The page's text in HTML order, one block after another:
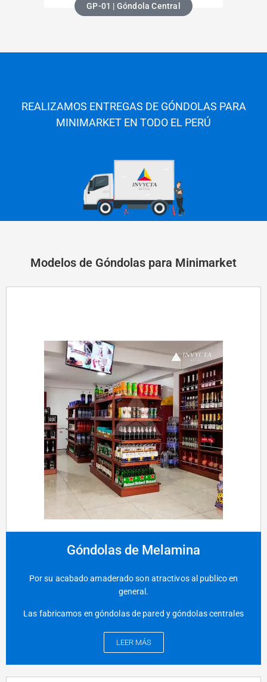
GP-01 | Góndola Central
REALIZAMOS ENTREGAS DE GÓNDOLAS PARA
MINIMARKET EN TODO EL PERÚ
Modelos de Góndolas para Minimarket
Góndolas de Melamina
Por su acabado amaderado son atractivos al publico en
general.
Las fabricamos en góndolas de pared y góndolas centrales
LEER MÁS